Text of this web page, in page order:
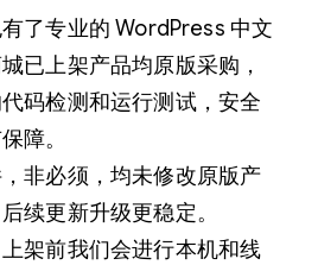
了专业的 WordPress 中文
已上架产品均原版采购，
码检测和运行测试，安全
障。
非必须，均未修改原版产
续更新升级更稳定。
架前我们会进行本机和线